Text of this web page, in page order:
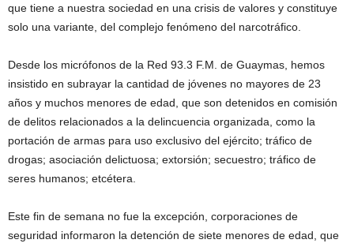
que tiene a nuestra sociedad en una crisis de valores y constituye
solo una variante, del complejo fenómeno del narcotráfico.
Desde los micrófonos de la Red 93.3 F.M. de Guaymas, hemos
insistido en subrayar la cantidad de jóvenes no mayores de 23
años y muchos menores de edad, que son detenidos en comisión
de delitos relacionados a la delincuencia organizada, como la
portación de armas para uso exclusivo del ejército; tráfico de
drogas; asociación delictuosa; extorsión; secuestro; tráfico de
seres humanos; etcétera.
Este fin de semana no fue la excepción, corporaciones de
seguridad informaron la detención de siete menores de edad, que